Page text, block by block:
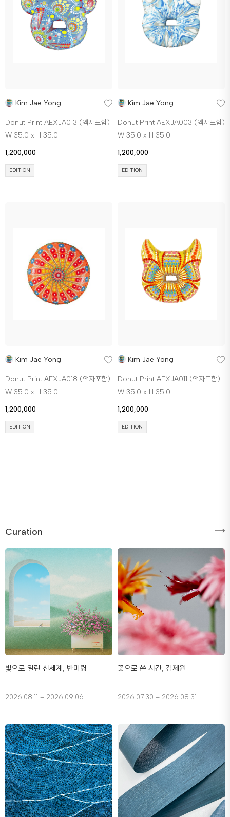
Kim Jae Yong
Donut Print AEXJA013 (액자포함)
W 35.0 x H 35.0
1,200,000
EDITION
Kim Jae Yong
Donut Print AEXJA003 (액자포함)
W 35.0 x H 35.0
1,200,000
EDITION
Kim Jae Yong
Donut Print AEXJA018 (액자포함)
W 35.0 x H 35.0
1,200,000
EDITION
Kim Jae Yong
Donut Print AEXJA011 (액자포함)
W 35.0 x H 35.0
1,200,000
EDITION
Curation
빛으로 열린 신세계, 반미령
2026.08.11 – 2026.09.06
꽃으로 쓴 시간, 김제원
2026.07.30 – 2026.08.31